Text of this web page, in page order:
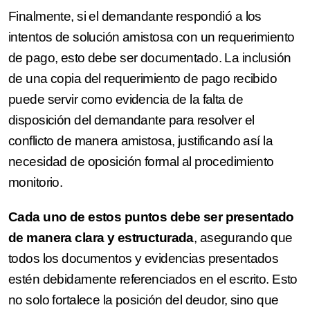
Finalmente, si el demandante respondió a los
intentos de solución amistosa con un requerimiento
de pago, esto debe ser documentado. La inclusión
de una copia del requerimiento de pago recibido
puede servir como evidencia de la falta de
disposición del demandante para resolver el
conflicto de manera amistosa, justificando así la
necesidad de oposición formal al procedimiento
monitorio.
Cada uno de estos puntos debe ser presentado
de manera clara y estructurada, asegurando que
todos los documentos y evidencias presentados
estén debidamente referenciados en el escrito. Esto
no solo fortalece la posición del deudor, sino que